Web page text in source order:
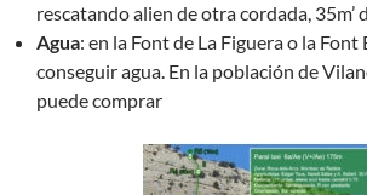
rescatando alien de otra cordada, 35m’
Agua: en la Font de La Figuera o la Font
conseguir agua. En la población de
puede comprar